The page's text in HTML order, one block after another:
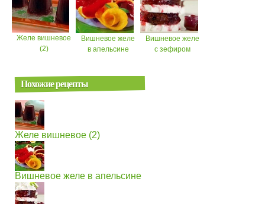
Желе вишневое
(2)
Вишневое желе
в апельсине
Вишневое желе
с зефиром
Похожие рецепты
Желе вишневое (2)
Вишневое желе в апельсине